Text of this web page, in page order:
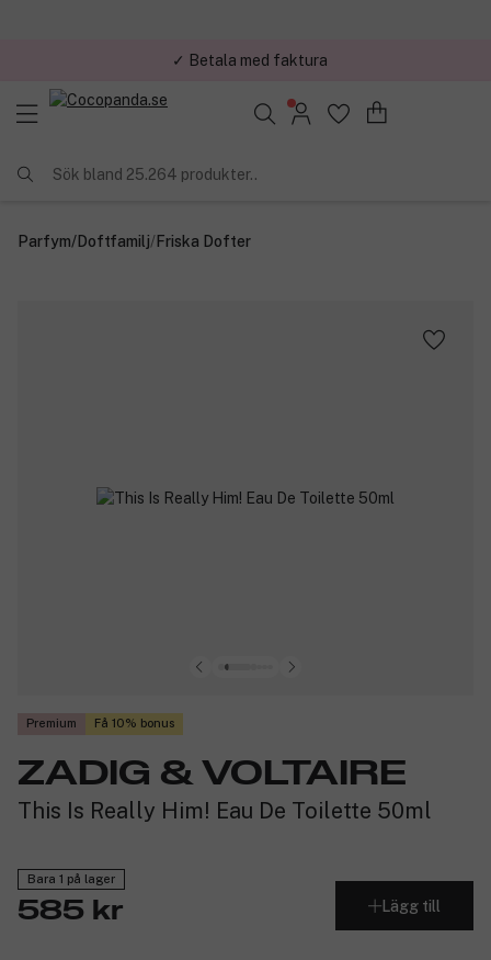
✓ Betala med faktura
Sök bland 25.264 produkter..
Parfym/Doftfamilj/Friska Dofter
Premium Få 10% bonus
ZADIG & VOLTAIRE
This Is Really Him! Eau De Toilette 50ml
Bara 1 på lager
585 kr Lägg till